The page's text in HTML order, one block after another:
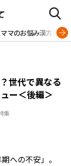
ママのお悩み漢方相談
世代で異なる
ー＜後編＞
集
への不安」。